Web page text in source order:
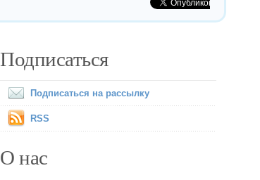
Подписаться
Подписаться на рассылку
RSS
О нас